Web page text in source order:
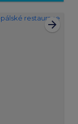
arrow_forward